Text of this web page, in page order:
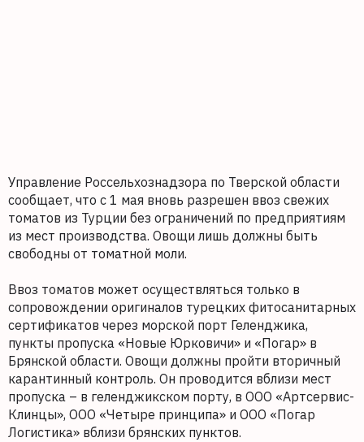
Управление Россельхознадзора по Тверской области
сообщает, что с 1 мая вновь разрешен ввоз свежих
томатов из Турции без ограничений по предприятиям
из мест производства. Овощи лишь должны быть
свободны от томатной моли.
Ввоз томатов может осуществляться только в
сопровождении оригиналов турецких фитосанитарных
сертификатов через морской порт Геленджика,
пункты пропуска «Новые Юрковичи» и «Погар» в
Брянской области. Овощи должны пройти вторичный
карантинный контроль. Он проводится вблизи мест
пропуска – в геленджикском порту, в ООО «Артсервис-
Клинцы», ООО «Четыре принципа» и ООО «Погар
Логистика» вблизи брянских пунктов.